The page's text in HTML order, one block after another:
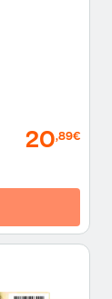
20,89€